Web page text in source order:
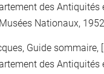
des Antiquités
Nationaux,
Guide sommaire,
des Antiquités